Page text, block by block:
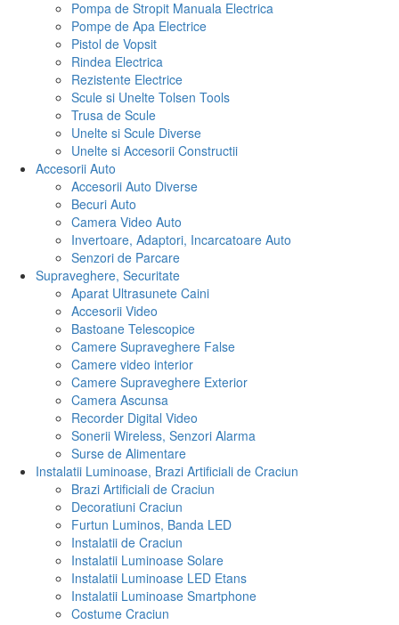
Pompa de Stropit Manuala Electrica
Pompe de Apa Electrice
Pistol de Vopsit
Rindea Electrica
Rezistente Electrice
Scule si Unelte Tolsen Tools
Trusa de Scule
Unelte si Scule Diverse
Unelte si Accesorii Constructii
Accesorii Auto
Accesorii Auto Diverse
Becuri Auto
Camera Video Auto
Invertoare, Adaptori, Incarcatoare Auto
Senzori de Parcare
Supraveghere, Securitate
Aparat Ultrasunete Caini
Accesorii Video
Bastoane Telescopice
Camere Supraveghere False
Camere video interior
Camere Supraveghere Exterior
Camera Ascunsa
Recorder Digital Video
Sonerii Wireless, Senzori Alarma
Surse de Alimentare
Instalatii Luminoase, Brazi Artificiali de Craciun
Brazi Artificiali de Craciun
Decoratiuni Craciun
Furtun Luminos, Banda LED
Instalatii de Craciun
Instalatii Luminoase Solare
Instalatii Luminoase LED Etans
Instalatii Luminoase Smartphone
Costume Craciun